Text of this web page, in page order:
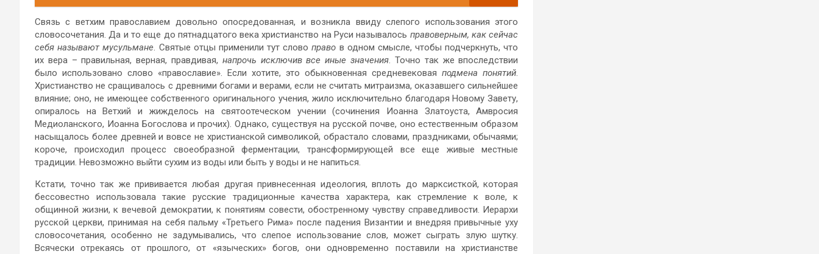
Связь с ветхим православием довольно опосредованная, и возникла ввиду слепого использования этого
словосочетания. Да и то еще до пятнадцатого века христианство на Руси называлось правоверным, как сейчас
себя называют мусульмане. Святые отцы применили тут словоправо в одном смысле, чтобы подчеркнуть, что
их вера – правильная, верная, правдивая, напрочь исключив все иные значения. Точно так же впоследствии
было использовано слово «православие». Если хотите, это обыкновенная средневековаяподмена понятий.
Христианство не сращивалось с древними богами и верами, если не считать митраизма, оказавшего сильнейшее
влияние; оно, не имеющее собственного оригинального учения, жило исключительно благодаря Новому Завету,
опиралось на Ветхий и жижделось на святоотеческом учении (сочинения Иоанна Златоуста, Амвросия
Медиоланского, Иоанна Богослова и прочих). Однако, существуя на русской почве, оно естественным образом
насыщалось более древней и вовсе не христианской символикой, обрастало словами, праздниками, обычаями;
короче, происходил процесс своеобразной ферментации, трансформирующей все еще живые местные
традиции. Невозможно выйти сухим из воды или быть у воды и не напиться.
Кстати, точно так же прививается любая другая привнесенная идеология, вплоть до марксисткой, которая
бессовестно использовала такие русские традиционные качества характера, как стремление к воле, к
общинной жизни, к вечевой демократии, к понятиям совести, обостренному чувству справедливости. Иерархи
русской церкви, принимая на себя пальму «Третьего Рима» после падения Византии и внедряя привычные уху
словосочетания, особенно не задумывались, что слепое использование слов, может сыграть злую шутку.
Всячески отрекаясь от прошлого, от «языческих» богов, они одновременно поставили на христианстве